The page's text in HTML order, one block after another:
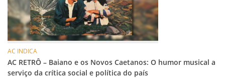
AC INDICA
AC RETRÔ – Baiano e os Novos Caetanos: O humor musical a
serviço da crítica social e política do país